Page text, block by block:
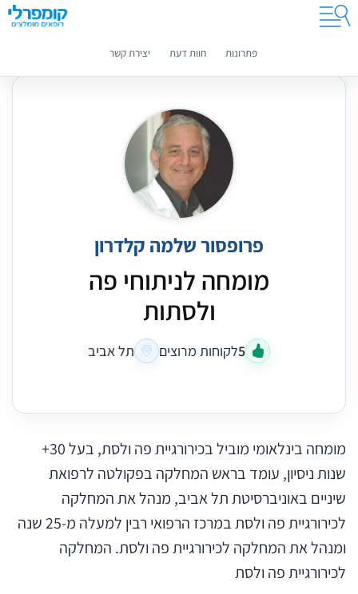
קומפרלי מסייעת לך לבחור רופאים מומלצים
פתרונות חוות דעת יצירת קשר
פרופסור שלמה קלדרון
מומחה לניתוחי פה
ולסתות
5לקוחות מרוצים תל אביב
מומחה בינלאומי מוביל בכירורגיית פה ולסת, בעל 30+
שנות ניסיון, עומד בראש המחלקה בפקולטה לרפואת
שיניים באוניברסיטת תל אביב, מנהל את המחלקה
לכירורגיית פה ולסת במרכז הרפואי רבין למעלה מ-25 שנה
ומנהל את המחלקה לכירורגיית פה ולסת. המחלקה
לכירורגיית פה ולסת